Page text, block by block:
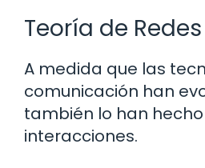
Teoría de
A medida que las
comunicación han
también lo han
interacciones.